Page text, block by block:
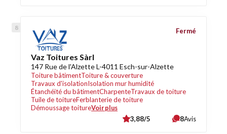
Vaz Toitures Sàrl
147 Rue de l'Alzette L-4011 Esch-sur-Alzette
Toiture bâtimentToiture & couverture
Travaux d'isolationIsolation mur humidité
Étanchéité du bâtimentCharpenteTravaux de toiture
Tuile de toitureFerblanterie de toiture
Démoussage toitureVoir plus
Fermé
3,88/5 8Avis